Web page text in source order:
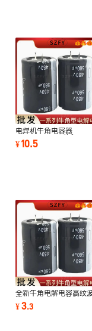
电焊机牛角电容器
200V2200UF体积
35*45mm音响功放开
¥10.5
全新牛角电解电容高纹
流4700UF50V体积
25*30mm工业电源现货
¥3.3